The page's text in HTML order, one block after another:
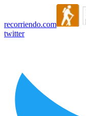
recorriendo.com
twitter